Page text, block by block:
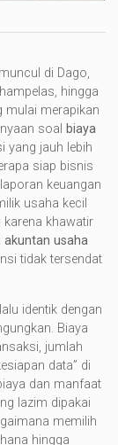
di Dago,
hingga
mulai merapikan
soal biaya
yang jauh lebih
siap bisnis
keuangan
usaha kecil
karena khawatir
akuntan usaha
tidak tersendat
identik dengan
Biaya
jumlah
data” di
dan manfaat
lazim dipakai
memilih
hingga